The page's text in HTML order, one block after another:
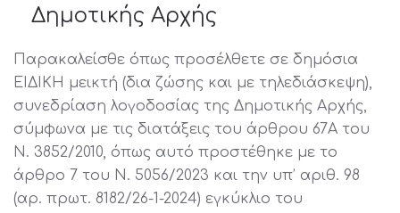
Δημοτικής Αρχής
Παρακαλείσθε όπως προσέλθετε σε δημόσια
ΕΙΔΙΚΗ μεικτή (δια ζώσης και με τηλεδιάσκεψη),
συνεδρίαση λογοδοσίας της Δημοτικής Αρχής,
σύμφωνα με τις διατάξεις του άρθρου 67Α του
Ν. 3852/2010, όπως αυτό προστέθηκε με το
άρθρο 7 του Ν. 5056/2023 και την υπ’ αριθ. 98
(αρ. πρωτ. 8182/26-1-2024) εγκύκλιο του